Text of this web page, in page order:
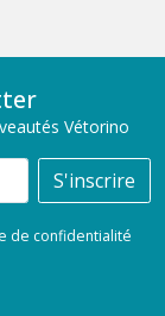
Vétorino
S'inscrire
de confidentialité